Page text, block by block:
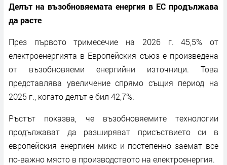
Делът на възобновяемата енергия в ЕС продължава
да расте
През първото тримесечие на 2026 г. 45,5% от
електроенергията в Европейския съюз е произведена
от възобновяеми енергийни източници. Това
представлява увеличение спрямо същия период на
2025 г., когато делът е бил 42,7%.
Ръстът показва, че възобновяемите технологии
продължават да разширяват присъствието си в
европейския енергиен микс и постепенно заемат все
по-важно място в производството на електроенергия.